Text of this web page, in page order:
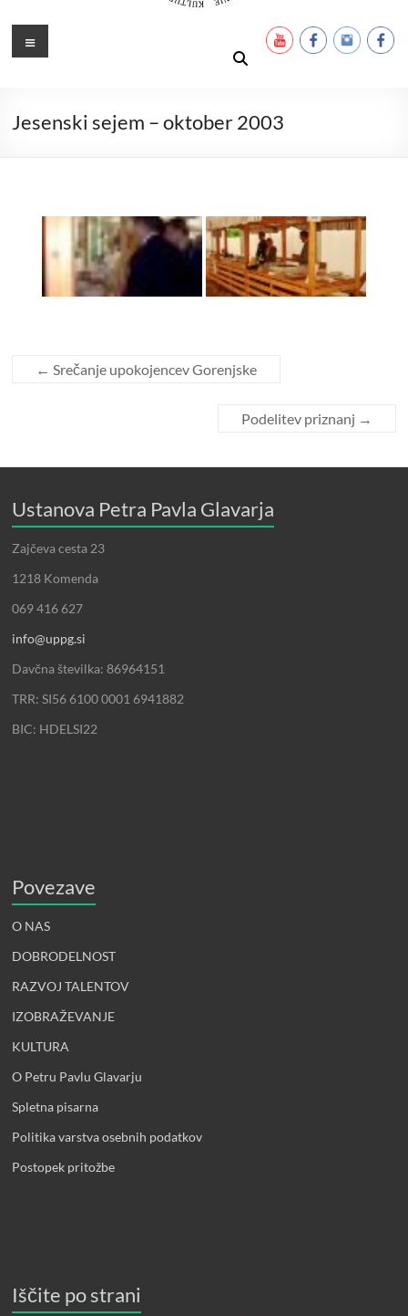
Ustanova Petra Pavla Glavarja
Meni
Jesenski sejem – oktober 2003
← Srečanje upokojencev Gorenjske
Podelitev priznanj →
Ustanova Petra Pavla Glavarja
Zajčeva cesta 23
1218 Komenda
069 416 627
info@uppg.si
Davčna številka: 86964151
TRR: SI56 6100 0001 6941882
BIC: HDELSI22
Povezave
O NAS
DOBRODELNOST
RAZVOJ TALENTOV
IZOBRAŽEVANJE
KULTURA
O Petru Pavlu Glavarju
Spletna pisarna
Politika varstva osebnih podatkov
Postopek pritožbe
Iščite po strani